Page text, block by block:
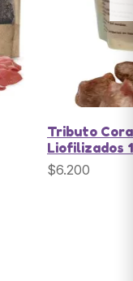
Tributo
Liofilizados
$6.200